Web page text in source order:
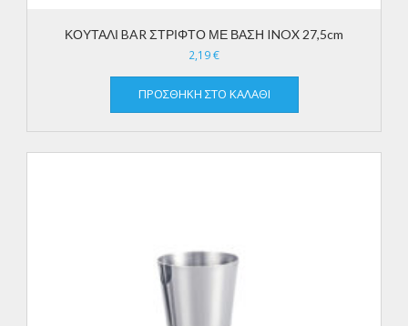
ΚΟΥΤΑΛΙ BAR ΣΤΡΙΦΤΟ ΜΕ ΒΑΣΗ INOX 27,5cm
2,19€
ΠΡΟΣΘΉΚΗ ΣΤΟ ΚΑΛΆΘΙ